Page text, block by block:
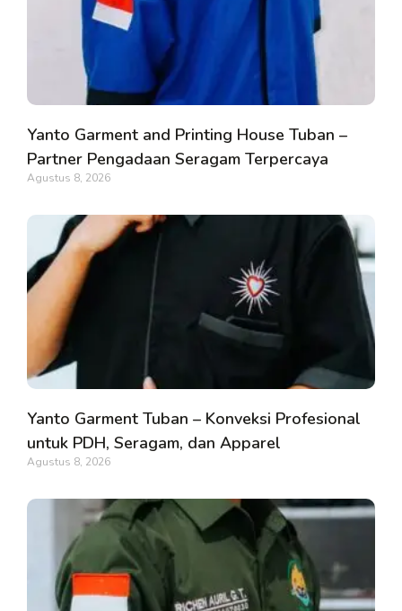
Yanto Garment and Printing House Tuban –
Partner Pengadaan Seragam Terpercaya
Agustus 8, 2026
Yanto Garment Tuban – Konveksi Profesional
untuk PDH, Seragam, dan Apparel
Agustus 8, 2026